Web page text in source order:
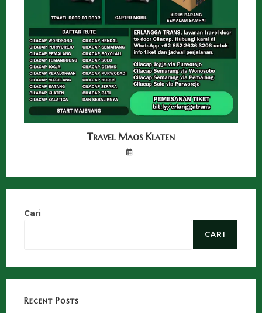
Travel Maos Klaten
Cari
CARI
Recent Posts